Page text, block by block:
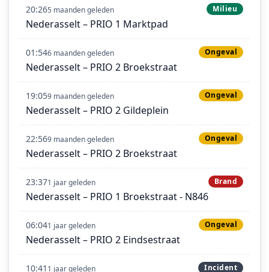
20:265 maanden geleden Milieu
Nederasselt – PRIO 1 Marktpad
01:546 maanden geleden Ongeval
Nederasselt – PRIO 2 Broekstraat
19:059 maanden geleden Ongeval
Nederasselt – PRIO 2 Gildeplein
22:569 maanden geleden Ongeval
Nederasselt – PRIO 2 Broekstraat
23:371 jaar geleden Brand
Nederasselt – PRIO 1 Broekstraat - N846
06:041 jaar geleden Ongeval
Nederasselt – PRIO 2 Eindsestraat
10:41 1 jaar geleden Incident